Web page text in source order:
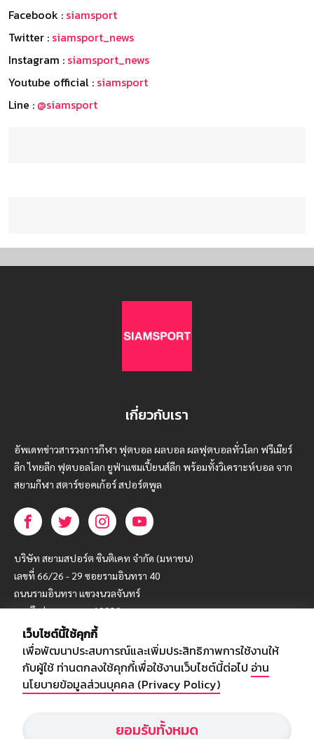
Facebook : siamsport
Twitter : siamsport_news
Instagram : siamsport_news
Youtube official : siamsport
Line : @siamsport
เกี่ยวกับเรา
อัพเดทข่าวสารวงการกีฬา ฟุตบอล ผลบอล ผลฟุตบอลทั่วโลก ฟรีเมียร์
ลีก ไทยลีก ฟุตบอลโลก ยูฟ่าแซมเปี้ยนส์ลีก พร้อมทั้งวิเคราะห์บอล จาก
สยามกีฬา สตาร์ชอคเก้อร์ สปอร์ตพูล
บริษัท สยามสปอร์ต ซินติเคท จำกัด (มหาชน)
เลขที่ 66/26 - 29 ซอยรามอินทรา 40
ถนนรามอินทรา แขวงนวลจันทร์
เขตบึงกุ่ม กรุงเทพฯ 10230
โทร : 02-5088-000
อีเมล์ : webmaster@siamsport.co.th
เว็บไซต์ : www.siamsport.co.th
เว็บไซต์นี้ใช้คุกกี้
เพื่อพัฒนาประสบการณ์และเพิ่มประสิทธิภาพการใช้งานให้
กับผู้ใช้ ท่านตกลงใช้คุกกี้เพื่อใช้งานเว็บไซต์นี้ต่อไป อ่าน
นโยบายข้อมูลส่วนบุคคล (Privacy Policy)
ยอมรับทั้งหมด